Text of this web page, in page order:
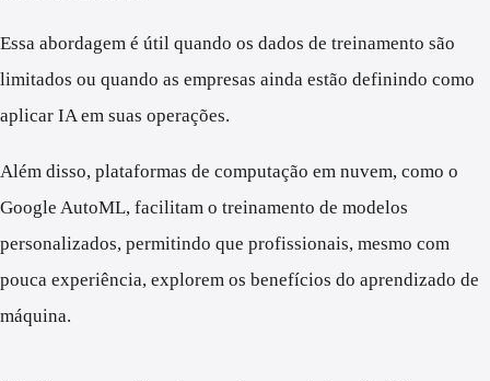
Essa abordagem é útil quando os dados de treinamento são
limitados ou quando as empresas ainda estão definindo como
aplicar IA em suas operações.
Além disso, plataformas de computação em nuvem, como o
Google AutoML, facilitam o treinamento de modelos
personalizados, permitindo que profissionais, mesmo com
pouca experiência, explorem os benefícios do aprendizado de
máquina.